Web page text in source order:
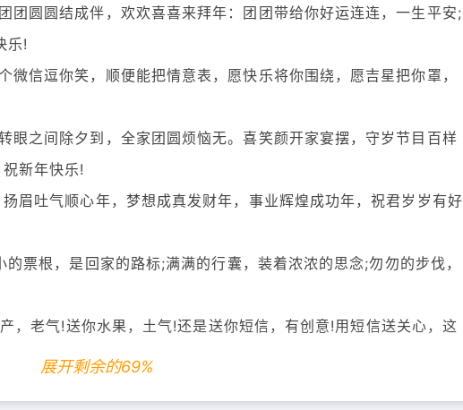
团圆圆结成伴，欢欢喜喜来拜年：团团带给你好运连连，一生平安;
乐!
信逗你笑，顺便能把情意表，愿快乐将你围绕，愿吉星把你罩，
眼之间除夕到，全家团圆烦恼无。喜笑颜开家宴摆，守岁节目百样
新年快乐!
眉吐气顺心年，梦想成真发财年，事业辉煌成功年，祝君岁岁有好
票根，是回家的路标;满满的行囊，装着浓浓的思念;勿勿的步伐，
，老气!送你水果，土气!还是送你短信，有创意!用短信送关心，这
展开剩余的69%